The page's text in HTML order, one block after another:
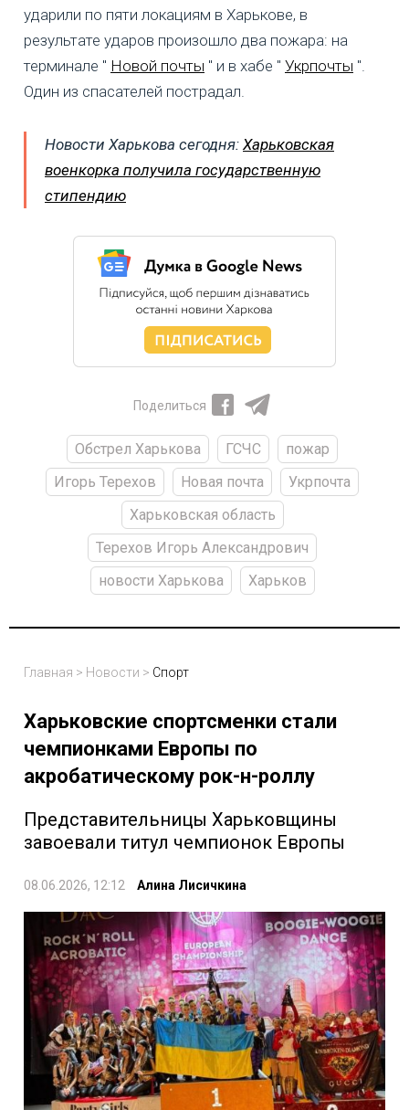
ударили по пяти локациям в Харькове, в
результате ударов произошло два пожара: на
терминале " Новой почты " и в хабе " Укрпочты ".
Один из спасателей пострадал.
Новости Харькова сегодня: Харьковская
военкорка получила государственную
стипендию
Поделиться
Обстрел Харькова ГСЧС
пожар
Игорь Терехов
Новая почта
Укрпочта
Харьковская область
Терехов Игорь Александрович
новости Харькова
Харьков
Главная > Новости > Спорт
Харьковские спортсменки стали
чемпионками Европы по
акробатическому рок-н-роллу
Представительницы Харьковщины
завоевали титул чемпионок Европы
08.06.2026, 12:12 Алина Лисичкина